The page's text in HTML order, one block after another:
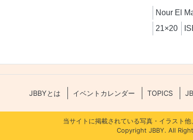
Nour El
21×20
JBBYとは イベントカレンダー TOPICS
当サイトに掲載されている写真・イラスト他
Copyright JBBY. All